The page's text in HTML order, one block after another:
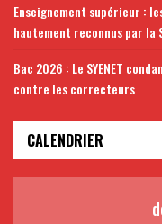
Enseignement supérieur :
hautement reconnus par la
Bac 2026 : Le SYENET
contre les correcteurs
CALENDRIER